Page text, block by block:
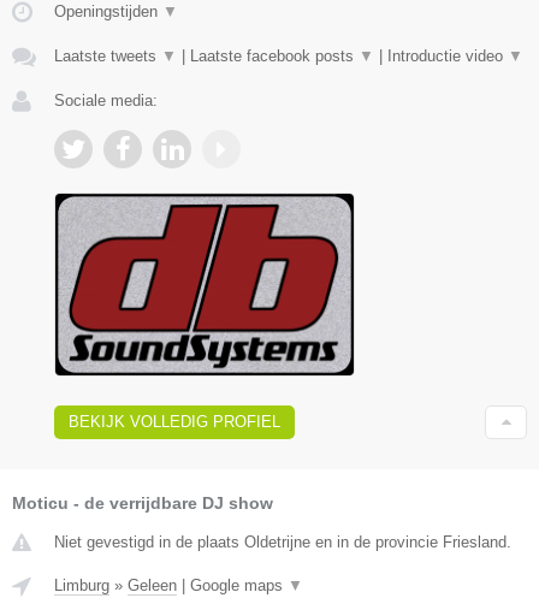
Openingstijden ▼
Laatste tweets ▼ | Laatste facebook posts ▼ | Introductie video ▼
Sociale media:
BEKIJK VOLLEDIG PROFIEL
Moticu - de verrijdbare DJ show
Niet gevestigd in de plaats Oldetrijne en in de provincie Friesland.
Limburg » Geleen Google maps ▼